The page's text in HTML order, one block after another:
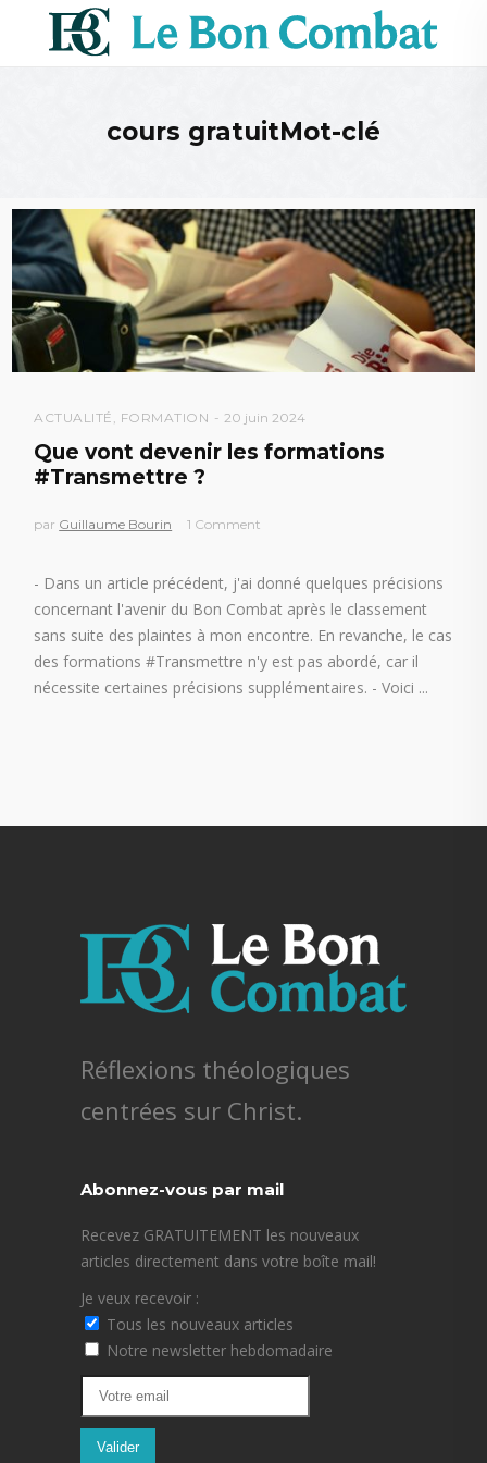
cours gratuitMot-clé
ACTUALITÉ , FORMATION 20 juin 2024
Que vont devenir les formations
#Transmettre ?
par Guillaume Bourin 1 Comment
- Dans un article précédent, j'ai donné quelques précisions
concernant l'avenir du Bon Combat après le classement
sans suite des plaintes à mon encontre. En revanche, le cas
des formations #Transmettre n'y est pas abordé, car il
nécessite certaines précisions supplémentaires. - Voici
Réflexions théologiques
centrées sur Christ.
Abonnez-vous par mail
Recevez GRATUITEMENT les nouveaux
articles directement dans votre boîte mail!
Je veux recevoir :
Tous les nouveaux articles
Notre newsletter hebdomadaire